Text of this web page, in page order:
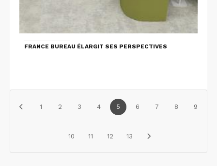
FRANCE BUREAU ÉLARGIT SES PERSPECTIVES
1 2 3 4 5 6 7 8 9
10 11 12 13